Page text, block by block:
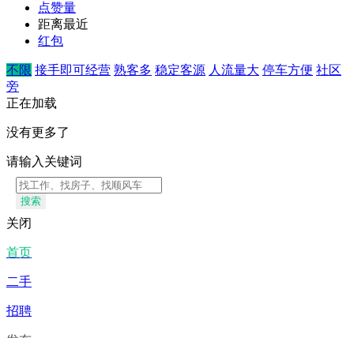
点赞量
距离最近
红包
不限 接手即可经营 熟客多 稳定客源 人流量大 停车方便 社区
旁
正在加载
没有更多了
请输入关键词
搜索
关闭
首页
二手
招聘